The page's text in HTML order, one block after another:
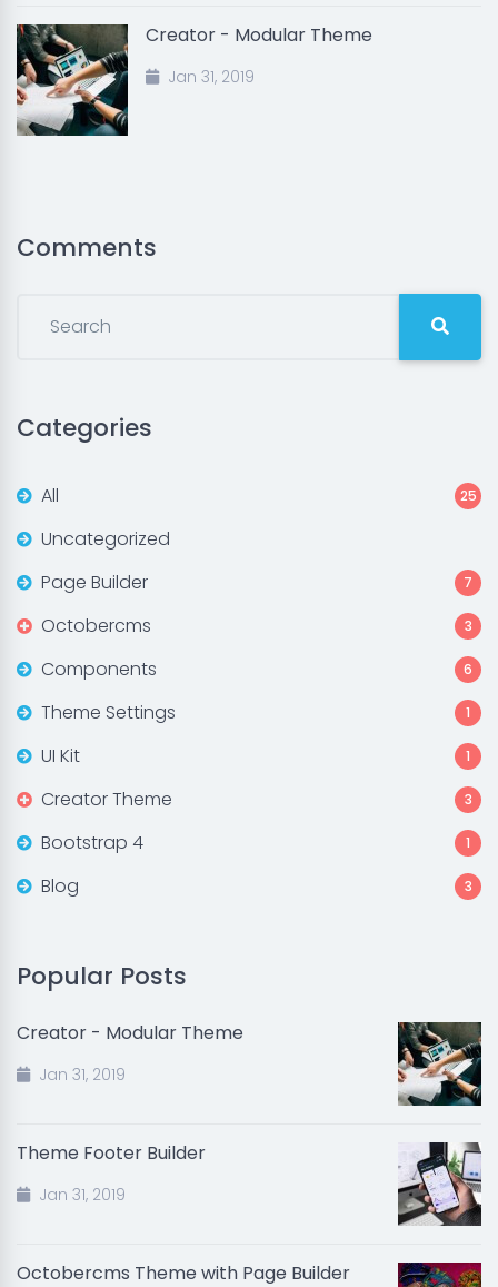
Creator - Modular Theme
Jan 31, 2019
Comments
Categories
All 25
Uncategorized
Page Builder
7
Octobercms 3
Components 6
Theme Settings 1
UI Kit 1
Creator Theme 3
Bootstrap 4 1
Blog 3
Popular Posts
Creator - Modular Theme
Jan 31, 2019
Theme Footer Builder
Jan 31, 2019
Octobercms Theme with Page Builder